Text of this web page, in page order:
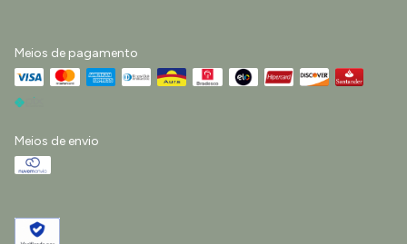
Meios de pagamento
Meios de envio